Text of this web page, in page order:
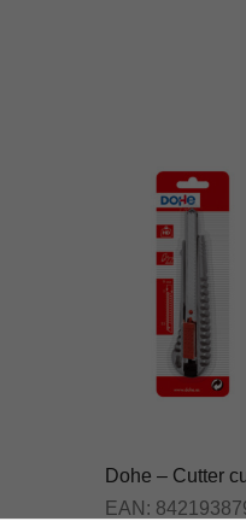
Dohe – Cutter
EAN: